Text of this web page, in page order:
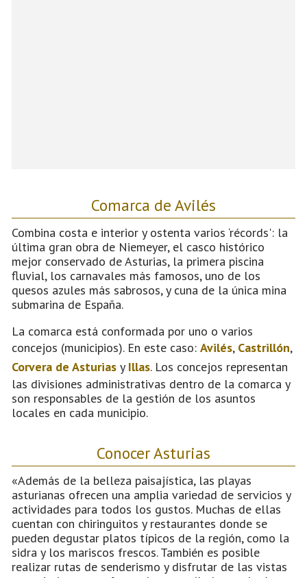
Comarca de Avilés
Combina costa e interior y ostenta varios ‘récords': la
última gran obra de Niemeyer, el casco histórico
mejor conservado de Asturias, la primera piscina
fluvial, los carnavales más famosos, uno de los
quesos azules más sabrosos, y cuna de la única mina
submarina de España.
La comarca está conformada por uno o varios
concejos (municipios). En este caso: Avilés, Castrillón,
Corvera de Asturias y Illas. Los concejos representan
las divisiones administrativas dentro de la comarca y
son responsables de la gestión de los asuntos
locales en cada municipio.
Conocer Asturias
«Además de la belleza paisajística, las playas
asturianas ofrecen una amplia variedad de servicios y
actividades para todos los gustos. Muchas de ellas
cuentan con chiringuitos y restaurantes donde se
pueden degustar platos típicos de la región, como la
sidra y los mariscos frescos. También es posible
realizar rutas de senderismo y disfrutar de las vistas